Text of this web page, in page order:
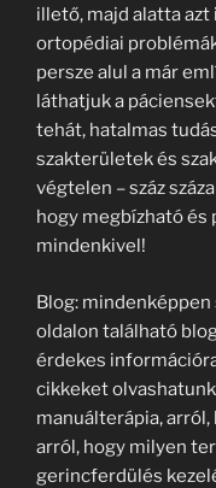
illető, majd alatta
ortopédiai
persze alul a már
láthatjuk a
tehát, hatalmas
szakterületek és
végtelen – száz
hogy megbízható és
mindenkivel!
Blog:
oldalon található
érdekes
cikkeket
manuálterápia,
arról, hogy milyen
gerincferdülés